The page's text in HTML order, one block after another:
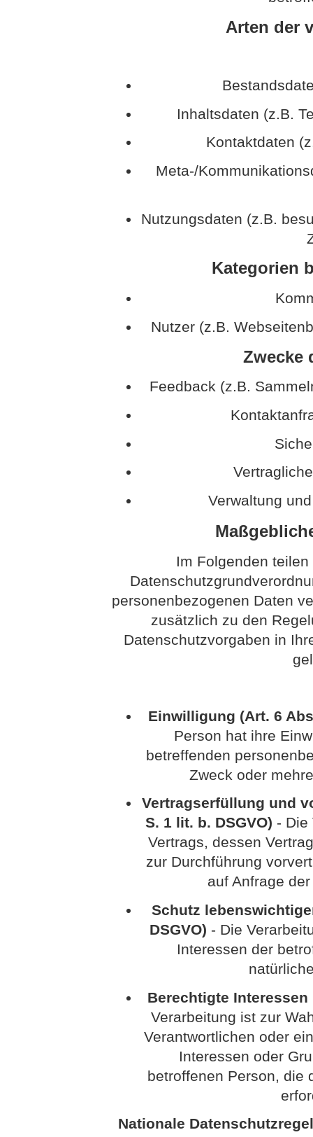
Arten der
Inhaltsdaten (z.B.
Kontaktdaten
Meta-/
Nutzungsdaten (z.B.
Kategorien
Nutzer (z.B.
Zwecke
Feedback (z.B.
Verwaltung
Im Folgenden
personenbezogenen Daten
zusätzlich zu den
Datenschutzvorgaben in
Einwilligung (Art. 6
Person hat ihre
betreffenden
Zweck oder
Vertragserfüllung und
S. 1 lit. b. DSGVO) - Die
Vertrags, dessen
zur Durchführung
auf Anfrage
Schutz
DSGVO) - Die
Interessen der
Berechtigte Interessen
Verarbeitung ist zur
Verantwortlichen oder
Interessen oder
betroffenen Person, die
Nationale